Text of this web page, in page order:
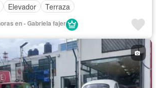
Elevador Terraza
en - Gabriela fajer